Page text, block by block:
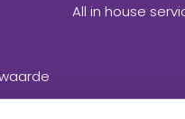
All in house